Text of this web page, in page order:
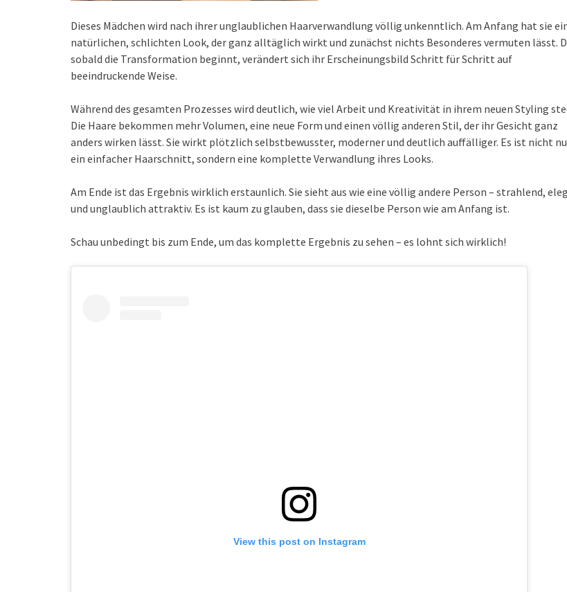
Dieses Mädchen wird nach ihrer unglaublichen Haarverwandlung völlig unkenntlich. Am Anfang hat sie
natürlichen, schlichten Look, der ganz alltäglich wirkt und zunächst nichts Besonderes vermuten lässt.
sobald die Transformation beginnt, verändert sich ihr Erscheinungsbild Schritt für Schritt auf
beeindruckende Weise.
Während des gesamten Prozesses wird deutlich, wie viel Arbeit und Kreativität in ihrem neuen Styling
Die Haare bekommen mehr Volumen, eine neue Form und einen völlig anderen Stil, der ihr Gesicht ganz
anders wirken lässt. Sie wirkt plötzlich selbstbewusster, moderner und deutlich auffälliger. Es ist nicht
ein einfacher Haarschnitt, sondern eine komplette Verwandlung ihres Looks.
Am Ende ist das Ergebnis wirklich erstaunlich. Sie sieht aus wie eine völlig andere Person – strahlend,
und unglaublich attraktiv. Es ist kaum zu glauben, dass sie dieselbe Person wie am Anfang ist.
Schau unbedingt bis zum Ende, um das komplette Ergebnis zu sehen – es lohnt sich wirklich!
View this post on Instagram